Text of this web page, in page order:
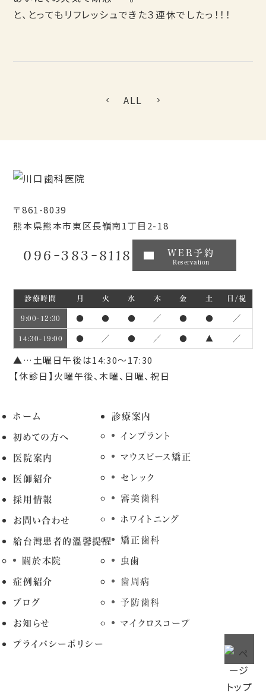
と、とってもリフレッシュできた３連休でしたっ！！！
ALL
〒861-8039
熊本県熊本市東区長嶺南1丁目2-18
096-383-8118 WEB予約
Reservation
診療時間 月 火 水 木 金 土 日/祝
9:00~12:30 ● ● ● ／ ● ● ／
14:30~19:00 ● ／ ● ／ ● ▲ ／
▲…土曜日午後は14:30～17:30
【休診日】火曜午後、木曜、日曜、祝日
ホーム
初めての方へ
医院案内
医師紹介
採用情報
お問い合わせ
給台灣患者的溫馨提醒
關於本院
症例紹介
ブログ
お知らせ
プライバシーポリシー
診療案内
インプラント
マウスピース矯正
セレック
審美歯科
ホワイトニング
矯正歯科
虫歯
歯周病
予防歯科
マイクロスコープ